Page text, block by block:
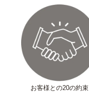
お客様との20の約束